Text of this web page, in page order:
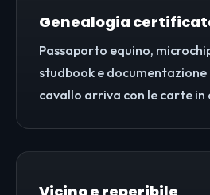
Genealogia
Passaporto equino,
studbook e
cavallo arriva con le carte in